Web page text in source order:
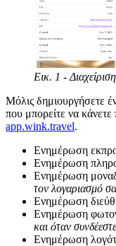
Εικ. 1 -
Μόλις δημιουργήσετε
που μπορείτε να
app.wink.travel.
Ενημέρωση
Ενημέρωση
Ενημέρωση
τον λογαριασμό
Ενημέρωση
Ενημέρωση
και όταν
Ενημέρωση